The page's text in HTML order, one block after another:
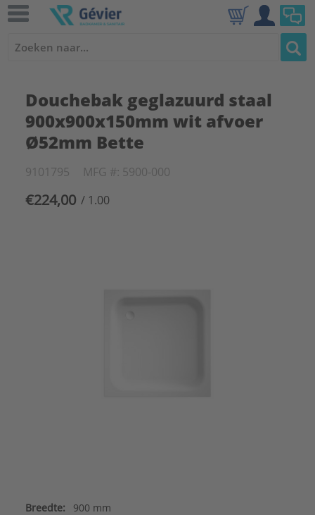
Douchebak geglazuurd staal
900x900x150mm wit afvoer
Ø52mm Bette
9101795 MFG #: 5900-000
€224,00 / 1.00
Breedte:
900 mm